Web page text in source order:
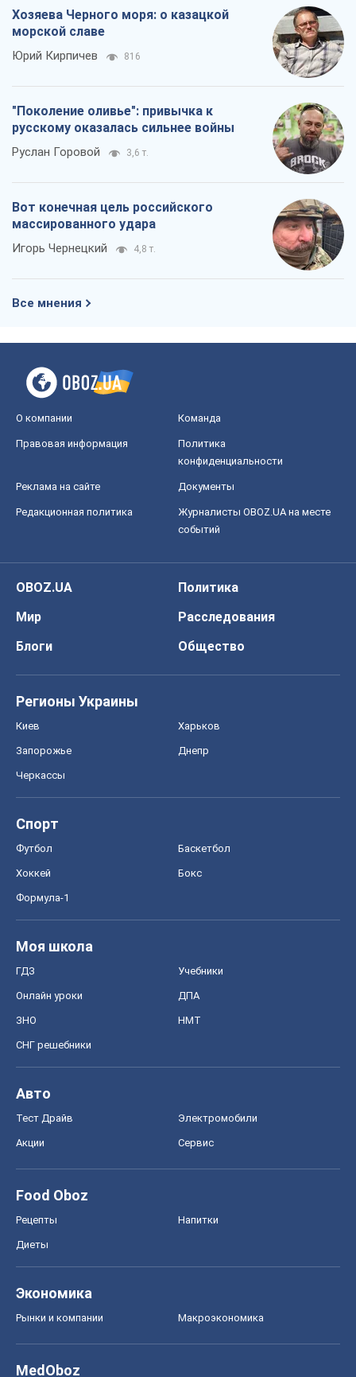
Хозяева Черного моря: о казацкой
морской славе
Юрий Кирпичев 816
"Поколение оливье": привычка к
русскому оказалась сильнее войны
Руслан Горовой 3,6 т.
Вот конечная цель российского
массированного удара
Игорь Чернецкий 4,8 т.
Все мнения
О компании Команда
Правовая информация
Политика
конфиденциальности
Реклама на сайте Документы
Редакционная политика
Журналисты OBOZ.UA на месте
событий
OBOZ.UA
Политика
Мир
Расследования
Блоги
Общество
Регионы Украины
Киев Харьков
Запорожье Днепр
Черкассы
Спорт
Футбол Баскетбол
Хоккей Бокс
Формула-1
Моя школа
ГДЗ Учебники
Онлайн уроки ДПА
ЗНО НМТ
СНГ решебники
Авто
Тест Драйв Электромобили
Акции Сервис
Food Oboz
Рецепты Напитки
Диеты
Экономика
Рынки и компании Mакроэкономика
MedOboz